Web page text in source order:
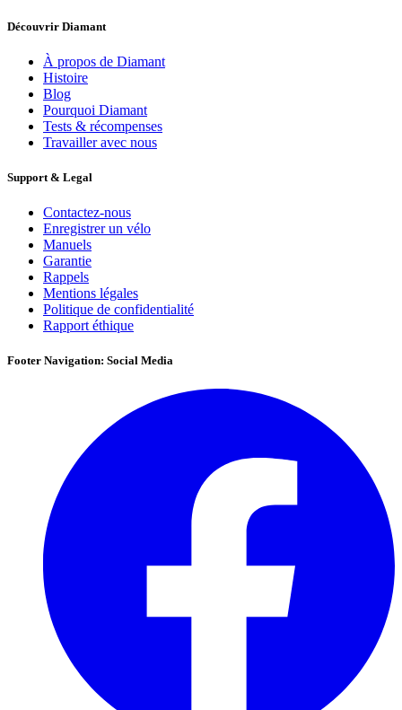
Découvrir Diamant
À propos de Diamant
Histoire
Blog
Pourquoi Diamant
Tests & récompenses
Travailler avec nous
Support & Legal
Contactez-nous
Enregistrer un vélo
Manuels
Garantie
Rappels
Mentions légales
Politique de confidentialité
Rapport éthique
Footer Navigation: Social Media